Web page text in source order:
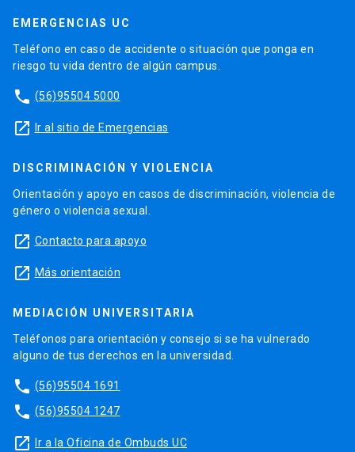
EMERGENCIAS UC
Teléfono en caso de accidente o situación que ponga en
riesgo tu vida dentro de algún campus.
phone (56)95504 5000
launch Ir al sitio de Emergencias
DISCRIMINACIÓN Y VIOLENCIA
Orientación y apoyo en casos de discriminación, violencia de
género o violencia sexual.
launch Contacto para apoyo
launch Más orientación
MEDIACIÓN UNIVERSITARIA
Teléfonos para orientación y consejo si se ha vulnerado
alguno de tus derechos en la universidad.
phone (56)95504 1691
phone (56)95504 1247
launch Ir a la Oficina de Ombuds UC